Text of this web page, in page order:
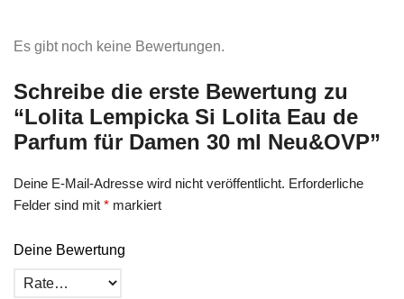
Es gibt noch keine Bewertungen.
Schreibe die erste Bewertung zu
“Lolita Lempicka Si Lolita Eau de
Parfum für Damen 30 ml Neu&OVP”
Deine E-Mail-Adresse wird nicht veröffentlicht. Erforderliche
Felder sind mit * markiert
Deine Bewertung